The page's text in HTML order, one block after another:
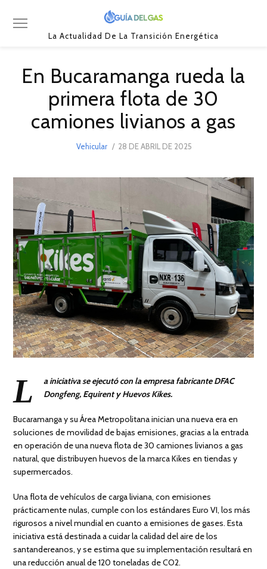
La Actualidad De La Transición Energética
En Bucaramanga rueda la
primera flota de 30
camiones livianos a gas
Vehicular
POSTED
28 DE ABRIL DE 2025
DE
2026
L
a iniciativa se ejecutó con la empresa fabricante DFAC
Dongfeng, Equirent y Huevos Kikes.
Bucaramanga y su Área Metropolitana inician una nueva era en
soluciones de movilidad de bajas emisiones, gracias a la entrada
en operación de una nueva flota de 30 camiones livianos a gas
natural, que distribuyen huevos de la marca Kikes en tiendas y
supermercados.
Una flota de vehículos de carga liviana, con emisiones
prácticamente nulas, cumple con los estándares Euro VI, los más
rigurosos a nivel mundial en cuanto a emisiones de gases. Esta
iniciativa está destinada a cuidar la calidad del aire de los
santandereanos, y se estima que su implementación resultará en
una reducción anual de 120 toneladas de CO2.